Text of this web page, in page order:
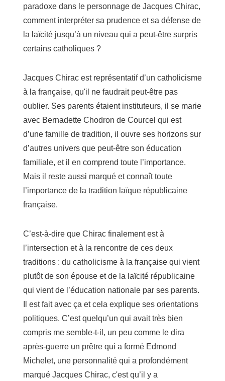
paradoxe dans le personnage de Jacques Chirac,
comment interpréter sa prudence et sa défense de
la laïcité jusqu’à un niveau qui a peut-être surpris
certains catholiques ?
Jacques Chirac est représentatif d’un catholicisme
à la française, qu'il ne faudrait peut-être pas
oublier. Ses parents étaient instituteurs, il se marie
avec Bernadette Chodron de Courcel qui est
d’une famille de tradition, il ouvre ses horizons sur
d’autres univers que peut-être son éducation
familiale, et il en comprend toute l’importance.
Mais il reste aussi marqué et connaît toute
l’importance de la tradition laïque républicaine
française.
C’est-à-dire que Chirac finalement est à
l’intersection et à la rencontre de ces deux
traditions : du catholicisme à la française qui vient
plutôt de son épouse et de la laïcité républicaine
qui vient de l’éducation nationale par ses parents.
Il est fait avec ça et cela explique ses orientations
politiques. C’est quelqu’un qui avait très bien
compris me semble-t-il, un peu comme le dira
après-guerre un prêtre qui a formé Edmond
Michelet, une personnalité qui a profondément
marqué Jacques Chirac, c'est qu’il y a